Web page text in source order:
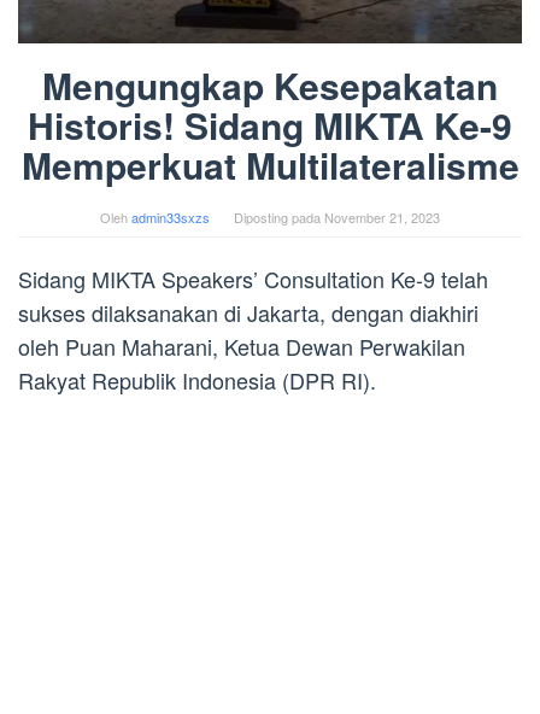
Mengungkap Kesepakatan
Historis! Sidang MIKTA Ke-9
Memperkuat Multilateralisme
Olehadmin33sxzs Diposting pada November 21, 2023
Sidang MIKTA Speakers’ Consultation Ke-9 telah
sukses dilaksanakan di Jakarta, dengan diakhiri
oleh Puan Maharani, Ketua Dewan Perwakilan
Rakyat Republik Indonesia (DPR RI).